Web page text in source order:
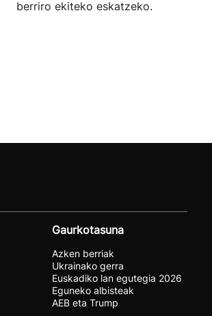
berriro ekiteko eskatzeko.
Gaurkotasuna
Azken berriak
Ukrainako gerra
Euskadiko lan egutegia 2026
Eguneko albisteak
AEB eta Trump